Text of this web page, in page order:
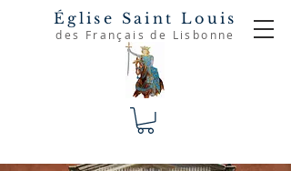
Église Saint Louis
des Français de Lisbonne